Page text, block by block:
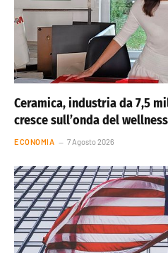
Ceramica, industria da 7,5
cresce sull’onda del wellness
ECONOMIA 7 Agosto 2026